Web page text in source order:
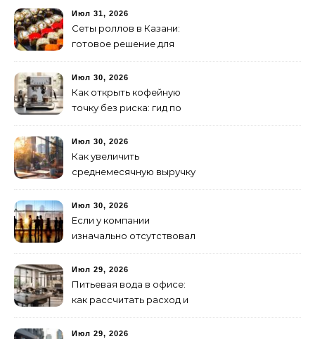
Июл 31, 2026
Сеты роллов в Казани:
готовое решение для
друзьями
Июл 30, 2026
Как открыть кофейную
точку без риска: гид по
Июл 30, 2026
Как увеличить
среднемесячную выручку
лишних затрат
Июл 30, 2026
Если у компании
изначально отсутствовал
как не утонуть в хаосе
Июл 29, 2026
Питьевая вода в офисе:
как рассчитать расход и
Июл 29, 2026